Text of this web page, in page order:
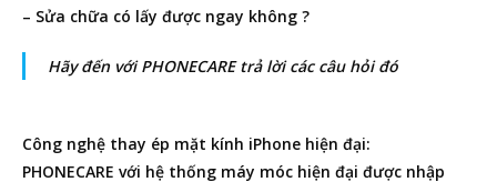
– Sửa chữa có lấy được ngay không ?
Hãy đến với PHONECARE trả lời các câu hỏi đó
Công nghệ thay ép mặt kính iPhone hiện đại:
PHONECARE với hệ thống máy móc hiện đại được nhập